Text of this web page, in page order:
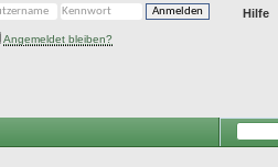
Hilfe
Angemeldet bleiben?